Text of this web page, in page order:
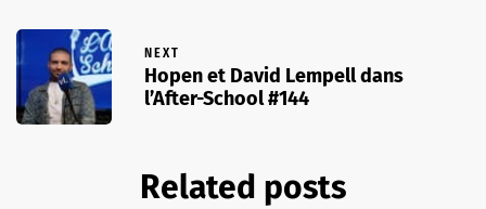
NEXT
Hopen et David Lempell dans
l’After-School #144
Related posts